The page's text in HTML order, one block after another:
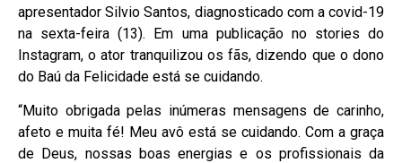
apresentador Silvio Santos, diagnosticado com a covid-19
na sexta-feira (13). Em uma publicação no stories do
Instagram, o ator tranquilizou os fãs, dizendo que o dono
do Baú da Felicidade está se cuidando.
“Muito obrigada pelas inúmeras mensagens de carinho,
afeto e muita fé! Meu avô está se cuidando. Com a graça
de Deus, nossas boas energias e os profissionais da